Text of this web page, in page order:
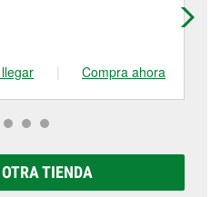
| Compra ahora
TIENDA